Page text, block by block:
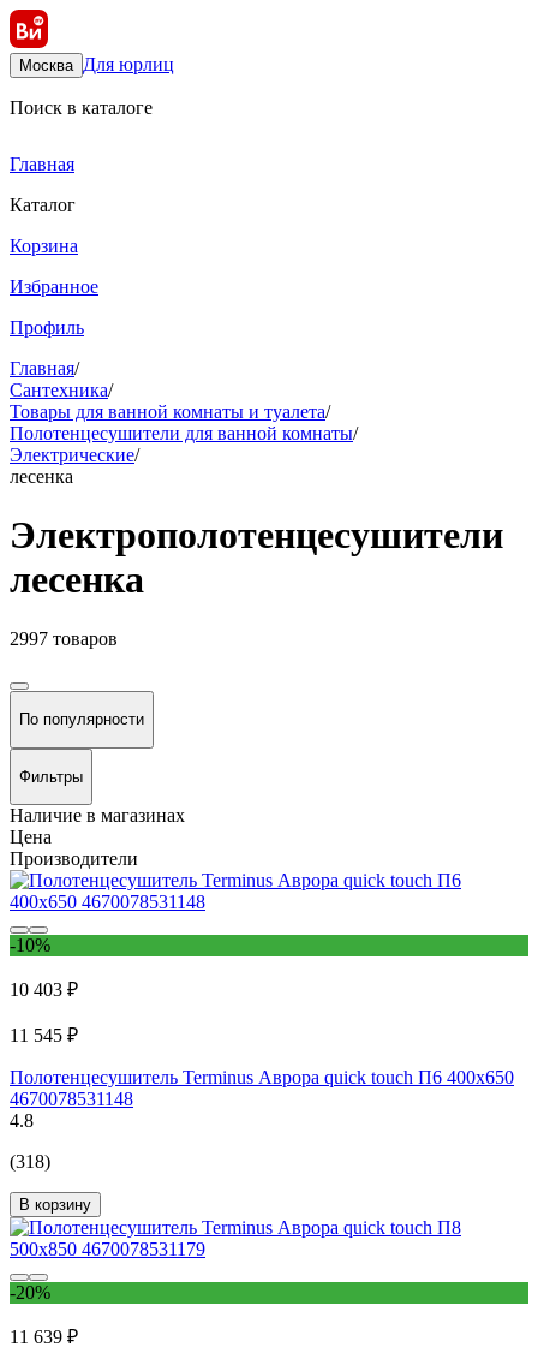
Москва Для юрлиц
Поиск в каталоге
Главная
Каталог
Корзина
Избранное
Профиль
Главная/
Сантехника/
Товары для ванной комнаты и туалета/
Полотенцесушители для ванной комнаты/
Электрические/
лесенка
Электрополотенцесушители
лесенка
2997 товаров
По популярности
Фильтры
Наличие в магазинах
Цена
Производители
-10%
10 403 ₽
11 545 ₽
Полотенцесушитель Terminus Аврора quick touch П6 400x650
4670078531148
4.8
(318)
В корзину
-20%
11 639 ₽